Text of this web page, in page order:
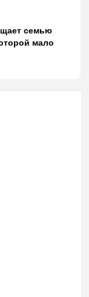
семью
мало